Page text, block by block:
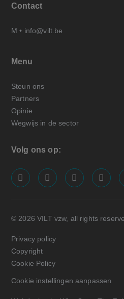
Contact
M • info@vilt.be
Menu
Steun ons
Partners
Opinie
Wegwijs in de sector
Volg ons op:
screenreader.visit us on
screenreader.visit
© 2026 VILT vzw, all rights
Privacy policy
Copyright
Cookie Policy
Cookie instellingen aanpassen